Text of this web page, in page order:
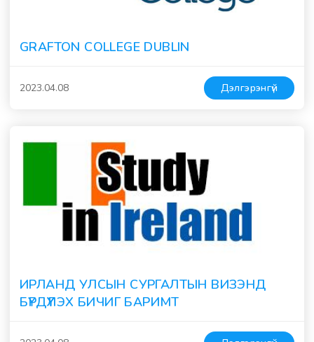
GRAFTON COLLEGE DUBLIN
2023.04.08 Дэлгэрэнгүй
ИРЛАНД УЛСЫН СУРГАЛТЫН ВИЗЭНД
БҮРДҮҮЛЭХ БИЧИГ БАРИМТ